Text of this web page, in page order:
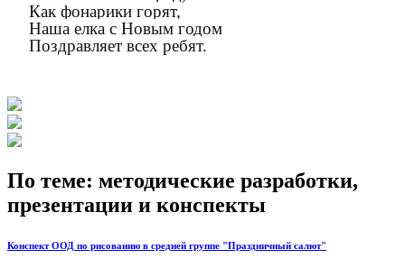
Как фонарики горят,
Наша елка с Новым годом
Поздравляет всех ребят.
По теме: методические разработки,
презентации и конспекты
Конспект ООД по рисованию в средней группе "Праздничный салют"